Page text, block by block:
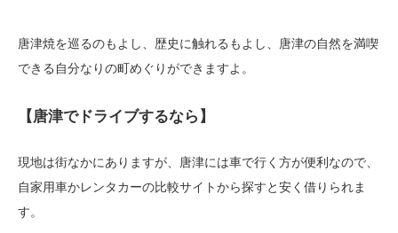
唐津焼を巡るのもよし、歴史に触れるもよし、唐津の自然を満喫
できる自分なりの町めぐりができますよ。
【唐津でドライブするなら】
現地は街なかにありますが、唐津には車で行く方が便利なので、
自家用車かレンタカーの比較サイトから探すと安く借りられま
す。